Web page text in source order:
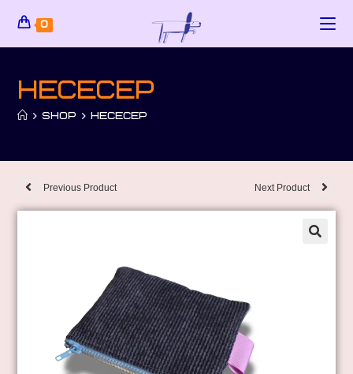
0
Несесер
> SHOP > НЕСЕСЕР
Previous Product Next Product